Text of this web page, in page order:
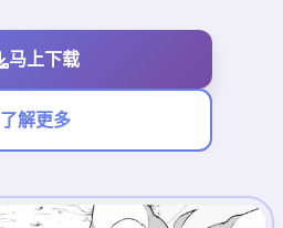
马上下载
了解更多